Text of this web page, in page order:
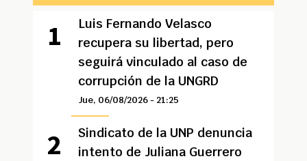
Luis Fernando Velasco
recupera su libertad, pero
seguirá vinculado al caso de
corrupción de la UNGRD
Jue, 06/08/2026 - 21:25
Sindicato de la UNP denuncia
intento de Juliana Guerrero